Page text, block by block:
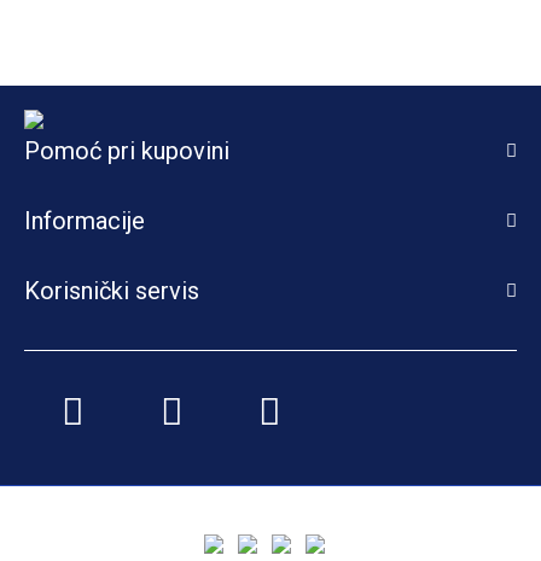
Pomoć pri kupovini
Informacije
Korisnički servis